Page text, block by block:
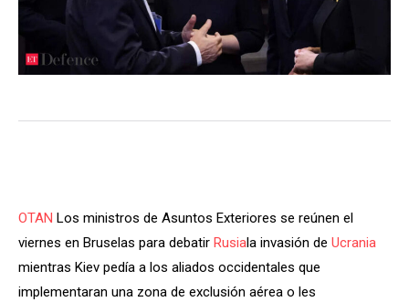
OTAN Los ministros de Asuntos Exteriores se reúnen el
viernes en Bruselas para debatir Rusiala invasión de Ucrania
mientras Kiev pedía a los aliados occidentales que
implementaran una zona de exclusión aérea o les